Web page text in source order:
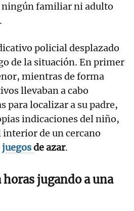
familiar ni adulto
policial desplazado
de la situación. En primer
mientras de forma
llevaban a cabo
para localizar a su padre,
indicaciones del niño,
interior de un cercano
juegosde azar.
horas jugando a una